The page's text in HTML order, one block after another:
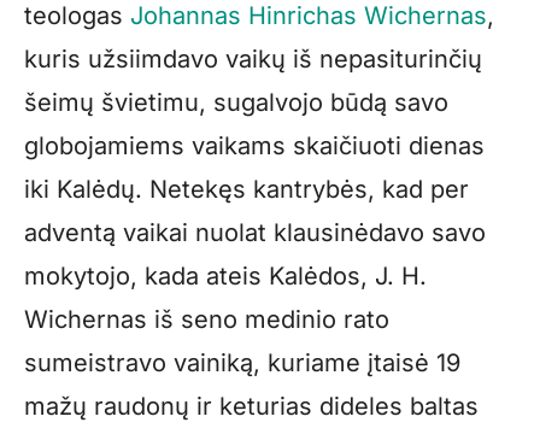
teologas Johannas Hinrichas Wichernas,
kuris užsiimdavo vaikų iš nepasiturinčių
šeimų švietimu, sugalvojo būdą savo
globojamiems vaikams skaičiuoti dienas
iki Kalėdų. Netekęs kantrybės, kad per
adventą vaikai nuolat klausinėdavo savo
mokytojo, kada ateis Kalėdos, J. H.
Wichernas iš seno medinio rato
sumeistravo vainiką, kuriame įtaisė 19
mažų raudonų ir keturias dideles baltas